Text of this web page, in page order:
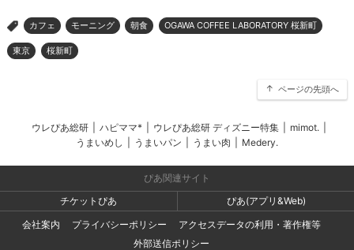
> カフェ モーニング 朝食 OGAWA COFFEE LABORATORY 桜新町
東京 桜新町
ページの先頭へ
ウレぴあ総研 ハピママ* ウレぴあ総研 ディズニー特集 mimot.
うまいめし
うまいパン うまい肉 Medery.
ぴあ関連サイト
チケットぴあ
ぴあ(アプリ&Web)
会社案内
プライバシーポリシー
アクセスデータの利用・著作権等
外部送信ポリシー